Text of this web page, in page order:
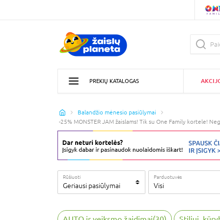
PREKIŲ KATALOGAS
Balandžio mėnesio pasiūlymai
-25% MONSTER JAM žaislams! Tik su One Family kortele!
Rūšiuoti
Geriausi pasiūlymai
Parduotuvės
Visi